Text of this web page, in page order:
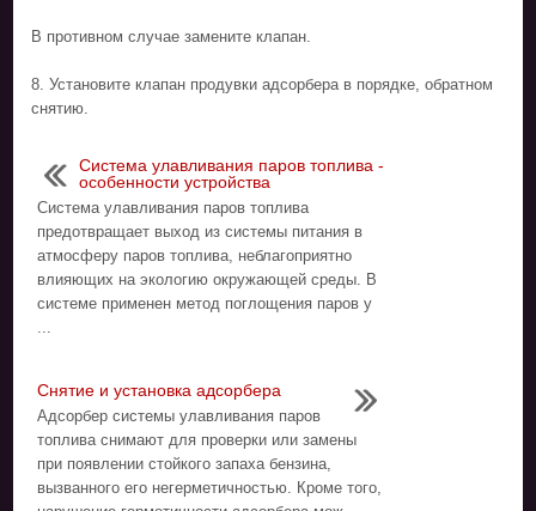
В противном случае замените клапан.
8. Установите клапан продувки адсорбера в порядке, обратном
снятию.
Система улавливания паров топлива -
особенности устройства
Система улавливания паров топлива
предотвращает выход из системы питания в
атмосферу паров топлива, неблагоприятно
влияющих на экологию окружающей среды. В
системе применен метод поглощения паров у
Снятие и установка адсорбера
Адсорбер системы улавливания паров
топлива снимают для проверки или замены
при появлении стойкого запаха бензина,
вызванного его негерметичностью. Кроме того,